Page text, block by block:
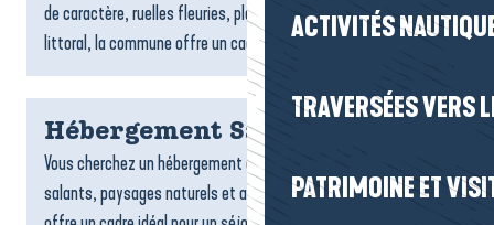
ACTIVITÉS
TRAVERSÉES VERS
PATRIMOINE ET
de caractère, ruelles fleuries, plages, criques et charme du
littoral, la commune offre un cadre idéal pour un...
Hébergement Saint-Molf
Vous cherchez un hébergement à Saint-Molf ? Entre marais
salants, paysages naturels et ambiance paisible, la commune